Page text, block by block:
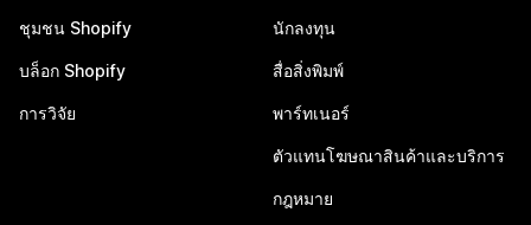
ชุมชน Shopify
บล็อก Shopify
การวิจัย
นักลงทุน
สื่อสิ่งพิมพ์
พาร์ทเนอร์
ตัวแทนโฆษณาสินค้าและบริการ
กฎหมาย